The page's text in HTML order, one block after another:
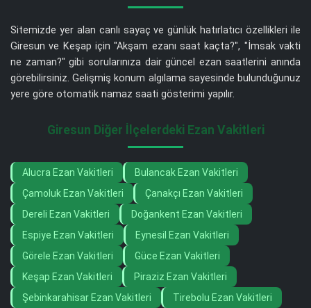
Sitemizde yer alan canlı sayaç ve günlük hatırlatıcı özellikleri ile
Giresun ve Keşap için "Akşam ezanı saat kaçta?", "İmsak vakti
ne zaman?" gibi sorularınıza dair güncel ezan saatlerini anında
görebilirsiniz. Gelişmiş konum algılama sayesinde bulunduğunuz
yere göre otomatik namaz saati gösterimi yapılır.
Giresun Diğer İlçelerdeki Ezan Vakitleri
Alucra Ezan Vakitleri
Bulancak Ezan Vakitleri
Çamoluk Ezan Vakitleri
Çanakçı Ezan Vakitleri
Dereli Ezan Vakitleri
Doğankent Ezan Vakitleri
Espiye Ezan Vakitleri
Eynesil Ezan Vakitleri
Görele Ezan Vakitleri
Güce Ezan Vakitleri
Keşap Ezan Vakitleri
Piraziz Ezan Vakitleri
Şebinkarahisar Ezan Vakitleri
Tirebolu Ezan Vakitleri